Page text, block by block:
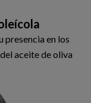
en los
aceite de oliva